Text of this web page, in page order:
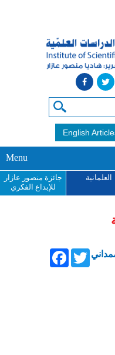
English
Menu
العلمانية
جائزة منصور عازار
للإبداع الفكري
FacebookTwitter